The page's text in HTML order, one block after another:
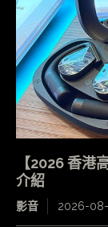
【2026 香
介紹
影音 2026-